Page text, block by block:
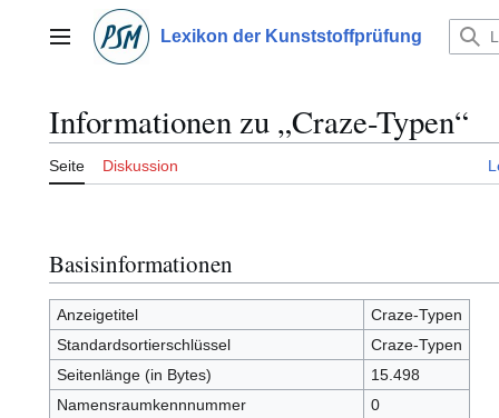
springenHauptmenü Lexikon der Kunststoffprüfung
Informationen zu „Craze-Typen“
Seite Diskussion
Basisinformationen
Anzeigetitel
Craze-Typen
Standardsortierschlüssel
Craze-Typen
Seitenlänge (in Bytes)
15.498
Namensraumkennnummer
0